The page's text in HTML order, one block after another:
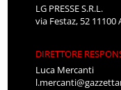
LG PRESSE S.R.L.
via Festaz, 52 11100
DIRETTORE
Luca Mercanti